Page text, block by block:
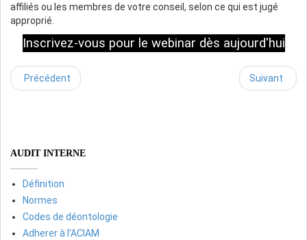
affiliés ou les membres de votre conseil, selon ce qui est jugé
approprié.
Inscrivez-vous pour le webinar dès aujourd'hui
Précédent Suivant
AUDIT INTERNE
Définition
Normes
Codes de déontologie
Adherer à l'ACIAM